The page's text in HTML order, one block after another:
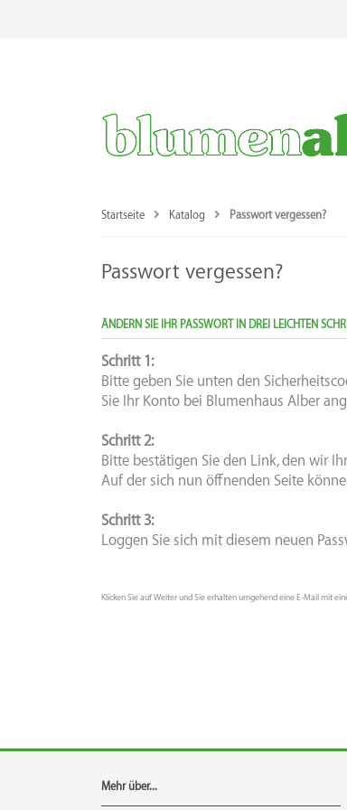
Startseite Katalog Passwort vergessen?
Passwort vergessen?
ÄNDERN SIE IHR PASSWORT IN DREI LEICHTEN
Schritt 1:
Bitte geben Sie unten den
Sie Ihr Konto bei Blumenhaus Alber
Schritt 2:
Bitte bestätigen Sie den Link, den wir
Auf der sich nun öffnenden Seite
Schritt 3:
Loggen Sie sich mit diesem neuen
Klicken Sie auf Weiter und Sie erhalten umgehend eine E-Mail mit
Mehr über...